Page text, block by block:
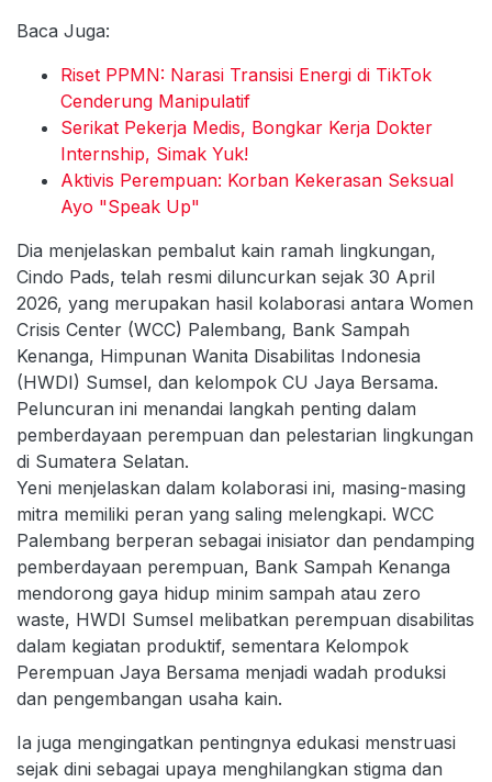
Baca Juga:
Riset PPMN: Narasi Transisi Energi di TikTok
Cenderung Manipulatif
Serikat Pekerja Medis, Bongkar Kerja Dokter
Internship, Simak Yuk!
Aktivis Perempuan: Korban Kekerasan Seksual
Ayo "Speak Up"
Dia menjelaskan pembalut kain ramah lingkungan,
Cindo Pads, telah resmi diluncurkan sejak 30 April
2026, yang merupakan hasil kolaborasi antara Women
Crisis Center (WCC) Palembang, Bank Sampah
Kenanga, Himpunan Wanita Disabilitas Indonesia
(HWDI) Sumsel, dan kelompok CU Jaya Bersama.
Peluncuran ini menandai langkah penting dalam
pemberdayaan perempuan dan pelestarian lingkungan
di Sumatera Selatan.
Yeni menjelaskan dalam kolaborasi ini, masing-masing
mitra memiliki peran yang saling melengkapi. WCC
Palembang berperan sebagai inisiator dan pendamping
pemberdayaan perempuan, Bank Sampah Kenanga
mendorong gaya hidup minim sampah atau zero
waste, HWDI Sumsel melibatkan perempuan disabilitas
dalam kegiatan produktif, sementara Kelompok
Perempuan Jaya Bersama menjadi wadah produksi
dan pengembangan usaha kain.
Ia juga mengingatkan pentingnya edukasi menstruasi
sejak dini sebagai upaya menghilangkan stigma dan